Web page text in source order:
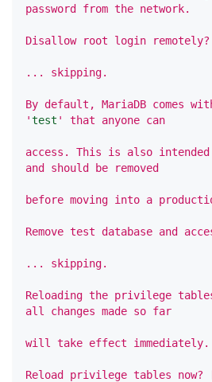
password from the network.
Disallow root login
... skipping.
By default, MariaDB comes
'test ' that anyone can
access. This is also
and should be removed
before moving into a
Remove test database and
... skipping.
Reloading the privilege
all changes made so far
will take effect immediately.
Reload privilege tables now?